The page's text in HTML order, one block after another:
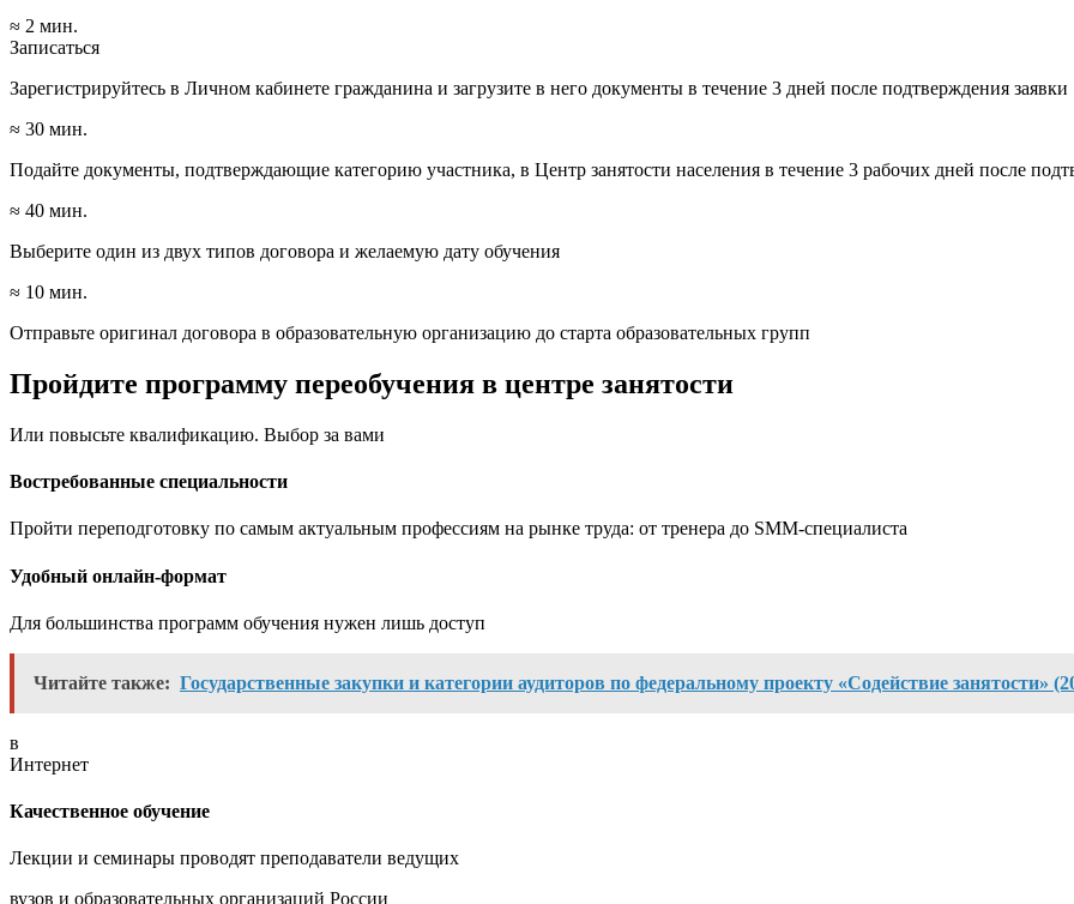
≈ 2 мин.
Записаться
Зарегистрируйтесь в Личном кабинете гражданина и загрузите в него документы в течение 3 дней после подтверждения заявки
≈ 30 мин.
Подайте документы, подтверждающие категорию участника, в Центр занятости населения в течение 3 рабочих дней после
≈ 40 мин.
Выберите один из двух типов договора и желаемую дату обучения
≈ 10 мин.
Отправьте оригинал договора в образовательную организацию до старта образовательных групп
Пройдите программу переобучения в центре занятости
Или повысьте квалификацию. Выбор за вами
Востребованные специальности
Пройти переподготовку по самым актуальным профессиям на рынке труда: от тренера до SMM-специалиста
Удобный онлайн-формат
Для большинства программ обучения нужен лишь доступ
Читайте также: Государственные закупки и категории аудиторов по федеральному проекту «Содействие занятости»
в
Интернет
Качественное обучение
Лекции и семинары проводят преподаватели ведущих
вузов и образовательных организаций России